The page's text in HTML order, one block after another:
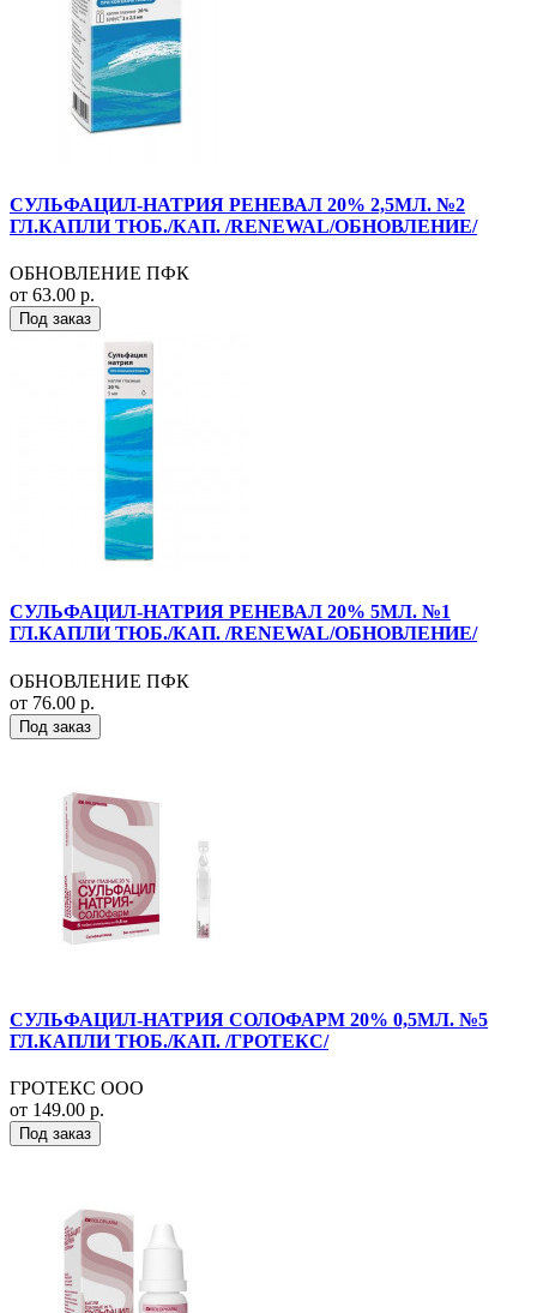
СУЛЬФАЦИЛ-НАТРИЯ РЕНЕВАЛ 20% 2,5МЛ. №2
ГЛ.КАПЛИ ТЮБ./КАП. /RENEWAL/ОБНОВЛЕНИЕ/
ОБНОВЛЕНИЕ ПФК
от 63.00 р.
Под заказ
СУЛЬФАЦИЛ-НАТРИЯ РЕНЕВАЛ 20% 5МЛ. №1
ГЛ.КАПЛИ ТЮБ./КАП. /RENEWAL/ОБНОВЛЕНИЕ/
ОБНОВЛЕНИЕ ПФК
от 76.00 р.
Под заказ
СУЛЬФАЦИЛ-НАТРИЯ СОЛОФАРМ 20% 0,5МЛ. №5
ГЛ.КАПЛИ ТЮБ./КАП. /ГРОТЕКС/
ГРОТЕКС ООО
от 149.00 р.
Под заказ